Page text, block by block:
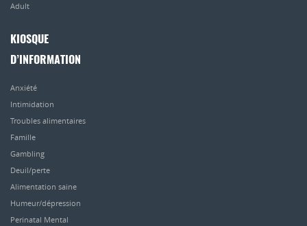
Adult
KIOSQUE
D’INFORMATION
Anxiété
Intimidation
Troubles alimentaires
Famille
Gambling
Deuil/perte
Alimentation saine
Humeur/dépression
Perinatal Mental